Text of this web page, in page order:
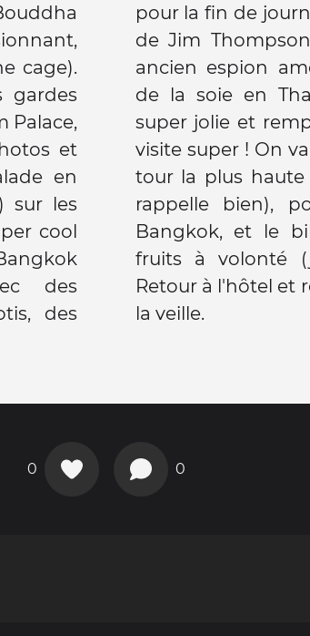
cage).
gardes
Palace,
et
en
sur les
cool
des
des
maison
d'un
II, la
je me
tout
de
fun).
comme
la veille.
0 0